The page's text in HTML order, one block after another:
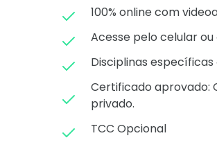
100% online com
Acesse pelo celular
Disciplinas específicas
Certificado aprovado:
privado.
TCC Opcional